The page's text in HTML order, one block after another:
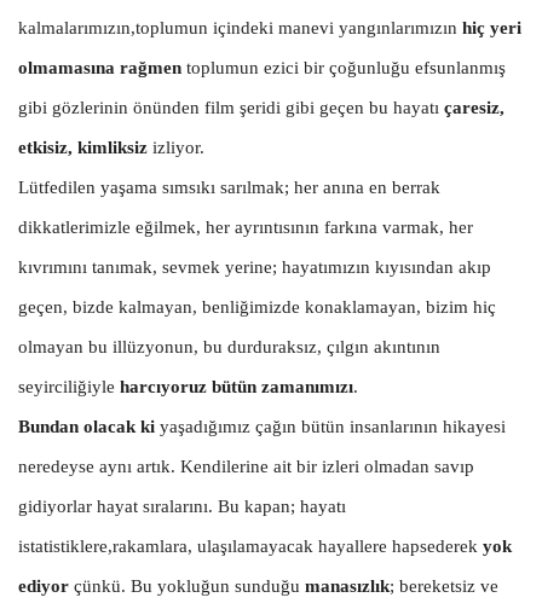
kalmalarımızın,toplumun içindeki manevi yangınlarımızın hiç yeri
olmamasına rağmen toplumun ezici bir çoğunluğu efsunlanmış
gibi gözlerinin önünden film şeridi gibi geçen bu hayatı çaresiz,
etkisiz, kimliksiz izliyor.
Lütfedilen yaşama sımsıkı sarılmak; her anına en berrak
dikkatlerimizle eğilmek, her ayrıntısının farkına varmak, her
kıvrımını tanımak, sevmek yerine; hayatımızın kıyısından akıp
geçen, bizde kalmayan, benliğimizde konaklamayan, bizim hiç
olmayan bu illüzyonun, bu durduraksız, çılgın akıntının
seyirciliğiyle harcıyoruz bütün zamanımızı.
Bundan olacak ki yaşadığımız çağın bütün insanlarının hikayesi
neredeyse aynı artık. Kendilerine ait bir izleri olmadan savıp
gidiyorlar hayat sıralarını. Bu kapan; hayatı
istatistiklere,rakamlara, ulaşılamayacak hayallere hapsederek yok
ediyor çünkü. Bu yokluğun sunduğu manasızlık; bereketsiz ve